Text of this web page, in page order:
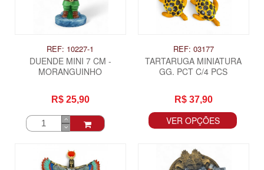
REF: 10227-1
DUENDE MINI 7 CM -
MORANGUINHO
R$ 25,90
REF: 03177
TARTARUGA MINIATURA
GG. PCT C/4 PCS
R$ 37,90
VER OPÇÕES